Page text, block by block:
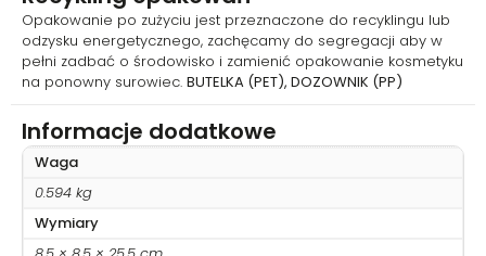
Opakowanie po zużyciu jest przeznaczone do recyklingu lub
odzysku energetycznego, zachęcamy do segregacji aby w
pełni zadbać o środowisko i zamienić opakowanie kosmetyku
na ponowny surowiec. BUTELKA (PET), DOZOWNIK (PP)
Informacje dodatkowe
Waga
0.594 kg
Wymiary